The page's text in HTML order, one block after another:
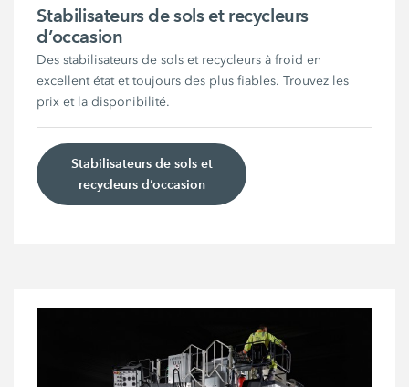
Stabilisateurs de sols et recycleurs
d’occasion
Des stabilisateurs de sols et recycleurs à froid en
excellent état et toujours des plus fiables. Trouvez les
prix et la disponibilité.
Stabilisateurs de sols et
recycleurs d’occasion